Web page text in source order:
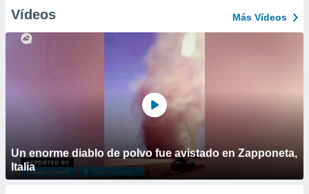
Vídeos Más Vídeos
Un enorme diablo de polvo fue avistado en Zapponeta,
Italia